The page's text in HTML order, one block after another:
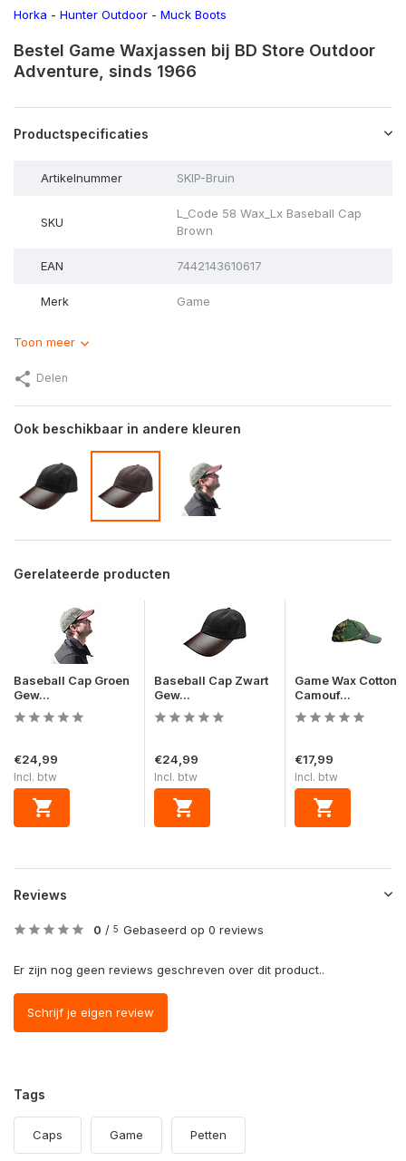
Horka - Hunter Outdoor - Muck Boots
Bestel Game Waxjassen bij BD Store Outdoor
Adventure, sinds 1966
Productspecificaties
Artikelnummer SKIP-Bruin
SKU
L_Code 58 Wax_Lx Baseball Cap
Brown
EAN 7442143610617
Merk Game
Toon meer
Delen
Ook beschikbaar in andere kleuren
Gerelateerde producten
Baseball Cap Groen
Gew...
€24,99
Incl. btw
Baseball Cap Zwart
Gew...
€24,99
Incl. btw
Game Wax Cotton
Camouf...
€17,99
Incl. btw
Reviews
0 / 5 Gebaseerd op 0 reviews
Er zijn nog geen reviews geschreven over dit product..
Schrijf je eigen review
Tags
Caps Game Petten